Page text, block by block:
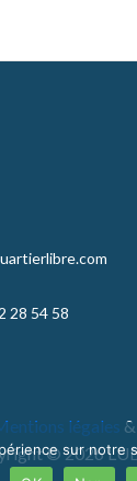
28 54 58
légales &
© 2026
sur